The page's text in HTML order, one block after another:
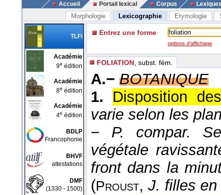
Accueil Portail lexical Corpus
Morphologie Lexicographie Etymologie
TLFi
Académie
9e édition
Académie
8e édition
Académie
4e édition
BDLP
Francophonie
BHVF
attestations
DMF
(1330 - 1500)
Entrez une forme
options d'affichage
FOLIATION , subst. fém.
A.− BOTANIQUE
1.
Disposition
varie selon les
− P. compar.
végétale
front dans la
(Proust, J. filles